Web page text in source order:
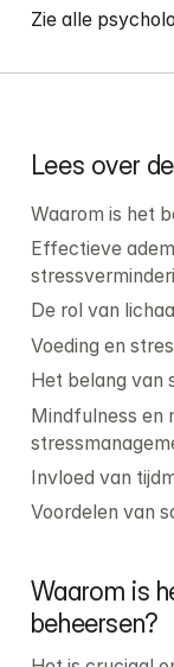
Zie alle
Waarom is
beheersen?
Lees over
Waarom is het
Effectieve
De rol van
Voeding en
Het belang van
Mindfulness en
Invloed van
Voordelen van